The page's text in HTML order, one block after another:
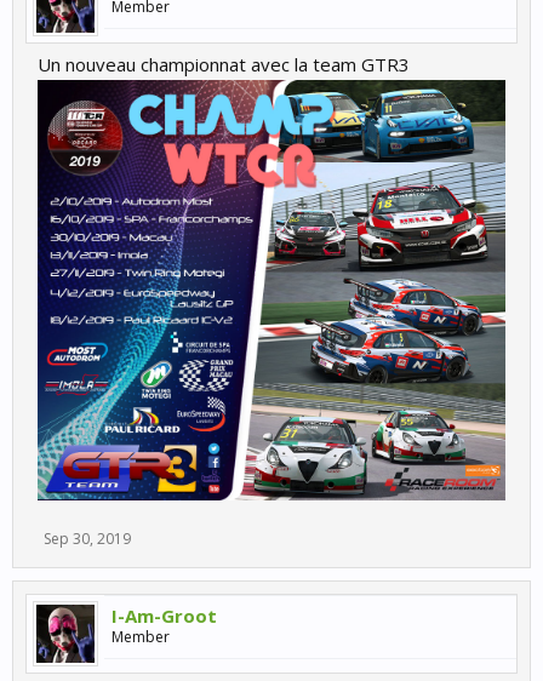
Member
Un nouveau championnat avec la team GTR3
Sep 30, 2019
I-Am-Groot
Member